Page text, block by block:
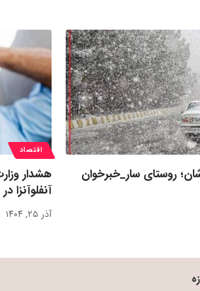
روستای سار_خبرخوان
اقتصاد
هشدار
آنفلوآنزا
آذر ۲۵, ۱۴۰۴